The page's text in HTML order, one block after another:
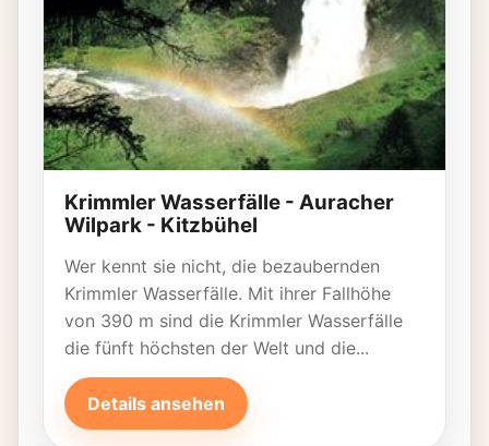
Krimmler Wasserfälle - Auracher
Wilpark - Kitzbühel
Wer kennt sie nicht, die bezaubernden
Krimmler Wasserfälle. Mit ihrer Fallhöhe
von 390 m sind die Krimmler Wasserfälle
die fünft höchsten der Welt und die...
Details ansehen